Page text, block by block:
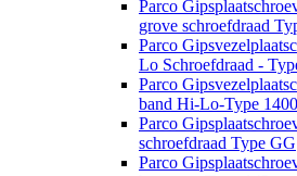
Parco
grove schroefdraad
Parco
Lo Schroefdraad -
Parco
band Hi-Lo-Type 1400
Parco
schroefdraad Type GG
Parco